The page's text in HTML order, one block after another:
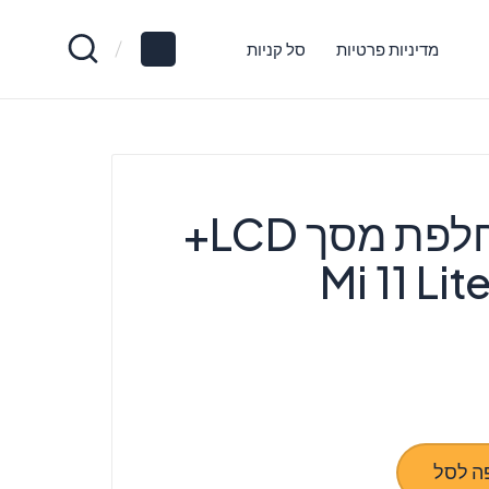
מדיניות פרטיות סל קניות
Xiaomi החלפת מסך LCD+
לסל